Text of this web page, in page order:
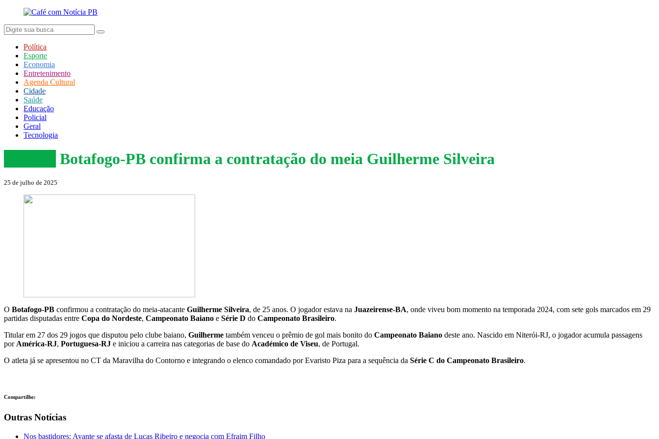
Política
Esporte
Economia
Entretenimento
Agenda Cultural
Cidade
Saúde
Educação
Policial
Geral
Tecnologia
Botafogo-PB confirma a contratação do meia Guilherme Silveira
25 de julho de 2025
O Botafogo-PB confirmou a contratação do meia-atacante Guilherme Silveira, de 25 anos. O jogador estava na Juazeirense-BA, onde viveu bom momento na temporada 2024, com sete gols marcados em 29
partidas disputadas entre Copa do Nordeste, Campeonato Baiano e Série D do Campeonato Brasileiro.
Titular em 27 dos 29 jogos que disputou pelo clube baiano, Guilherme também venceu o prêmio de gol mais bonito do Campeonato Baiano deste ano. Nascido em Niterói-RJ, o jogador acumula passagens
por América-RJ, Portuguesa-RJ e iniciou a carreira nas categorias de base do Académico de Viseu, de Portugal.
O atleta já se apresentou no CT da Maravilha do Contorno e integrando o elenco comandado por Evaristo Piza para a sequência da Série C do Campeonato Brasileiro.
Compartilhe:
Outras Notícias
Nos bastidores: Avante se afasta de Lucas Ribeiro e negocia com Efraim Filho